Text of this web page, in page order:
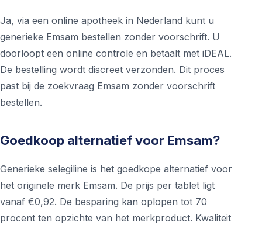
Ja, via een online apotheek in Nederland kunt u
generieke Emsam bestellen zonder voorschrift. U
doorloopt een online controle en betaalt met iDEAL.
De bestelling wordt discreet verzonden. Dit proces
past bij de zoekvraag Emsam zonder voorschrift
bestellen.
Goedkoop alternatief voor Emsam?
Generieke selegiline is het goedkope alternatief voor
het originele merk Emsam. De prijs per tablet ligt
vanaf €0,92. De besparing kan oplopen tot 70
procent ten opzichte van het merkproduct. Kwaliteit